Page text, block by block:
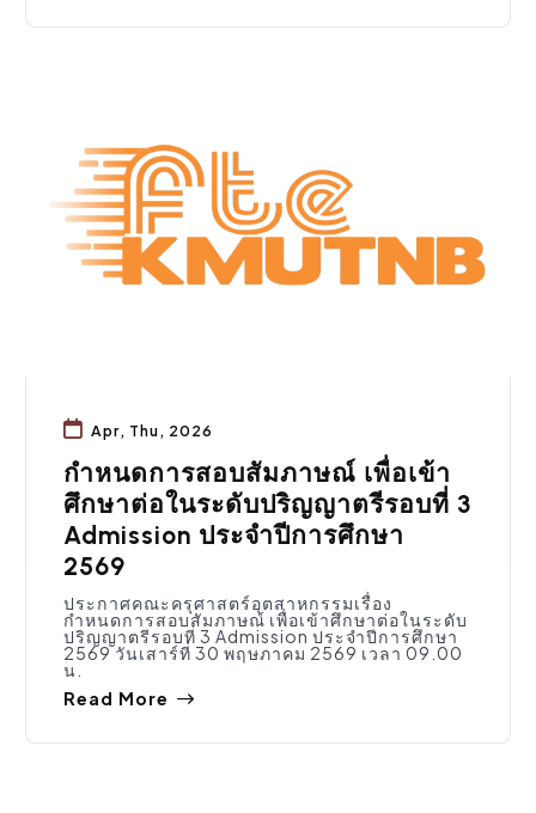
Apr, Thu, 2026
กำหนดการสอบสัมภาษณ์ เพื่อเข้า
ศึกษาต่อในระดับปริญญาตรีรอบที่ 3
Admission ประจำปีการศึกษา
2569
ประกาศคณะครุศาสตร์อุตสาหกรรมเรื่อง
กำหนดการสอบสัมภาษณ์ เพื่อเข้าศึกษาต่อในระดับ
ปริญญาตรีรอบที่ 3 Admission ประจำปีการศึกษา
2569 วันเสาร์ที่ 30 พฤษภาคม 2569 เวลา 09.00
น.
Read More